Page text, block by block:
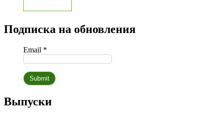
Подписка на обновления
Email *
Выпуски